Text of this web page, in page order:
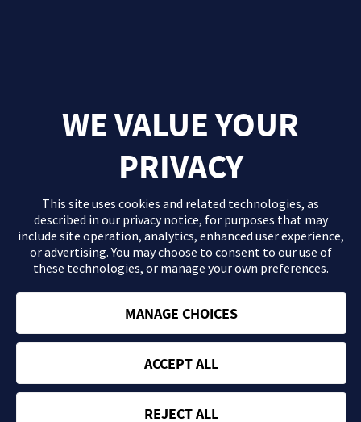
El contenido que se proporciona en este sitio Web es información
médico. Consulta con tu profesional sanitario si tienes dudas
acerca de tu salud.
Política de privacidad Términos y condiciones
WE VALUE YOUR
PRIVACY
This site uses cookies and related technologies, as
described in our privacy notice, for purposes that may
include site operation, analytics, enhanced user experience,
or advertising. You may choose to consent to our use of
these technologies, or manage your own preferences.
MANAGE CHOICES
ACCEPT ALL
REJECT ALL